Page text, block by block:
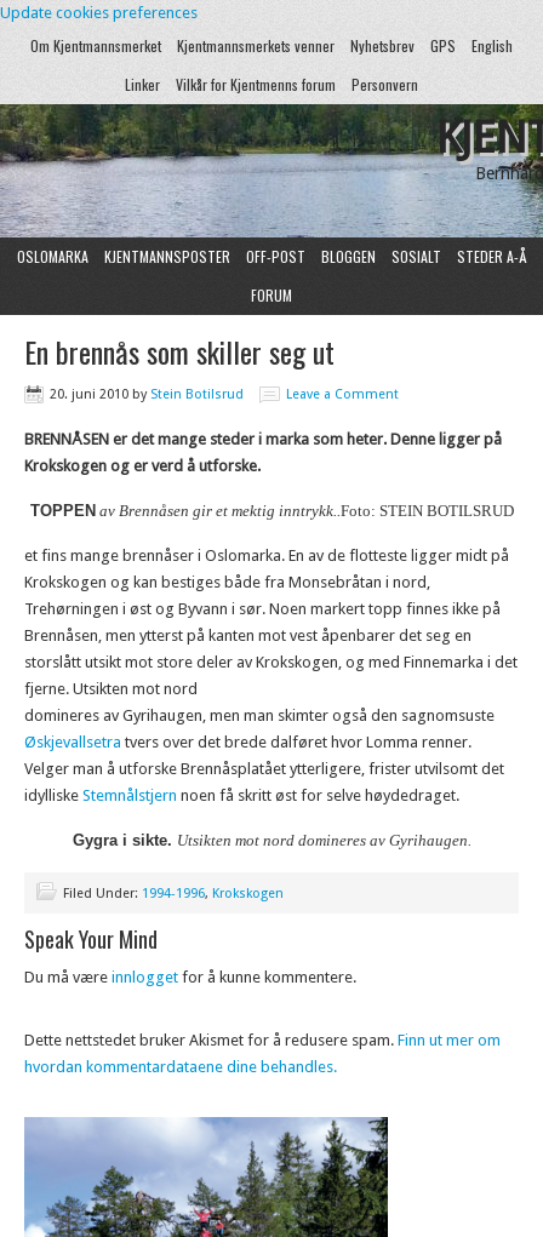
Update cookies preferences
Om Kjentmannsmerket Kjentmannsmerkets venner Nyhetsbrev GPS
English
Linker
Vilkår for Kjentmenns forum Personvern
OSLOMARKA KJENTMANNSPOSTER OFF-POST BLOGGEN SOSIALT
STEDER A-Å
FORUM
En brennås som skiller seg ut
20. juni 2010 by Stein Botilsrud Leave a Comment
BRENNÅSEN er det mange steder i marka som heter. Denne ligger på
Krokskogen og er verd å utforske.
TOPPEN av Brennåsen gir et mektig inntrykk..Foto: STEIN BOTILSRUD
et fins mange brennåser i Oslomarka. En av de flotteste ligger midt på
Krokskogen og kan bestiges både fra Monsebråtan i nord,
Trehørningen i øst og Byvann i sør. Noen markert topp finnes ikke på
Brennåsen, men ytterst på kanten mot vest åpenbarer det seg en
storslått utsikt mot store deler av Krokskogen, og med Finnemarka i det
fjerne. Utsikten mot nord
domineres av Gyrihaugen, men man skimter også den sagnomsuste
Øskjevallsetra tvers over det brede dalføret hvor Lomma renner.
Velger man å utforske Brennåsplatået ytterligere, frister utvilsomt det
idylliske Stemnålstjern noen få skritt øst for selve høydedraget.
Gygra i sikte. Utsikten mot nord domineres av Gyrihaugen.
Filed Under: 1994-1996, Krokskogen
Speak Your Mind
Du må være innlogget for å kunne kommentere.
Dette nettstedet bruker Akismet for å redusere spam. Finn ut mer om
hvordan kommentardataene dine behandles.